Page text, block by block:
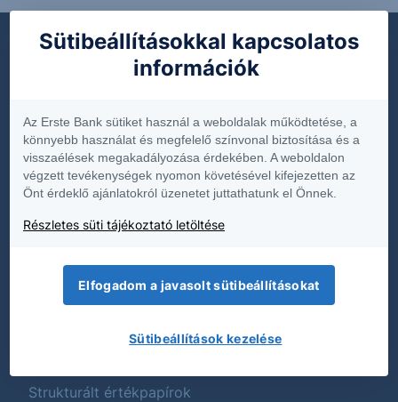
Dokumentumok
Díjjegyzékek
Közzétételek
Üzletszabályzat
Termék és költségtájékoztatók
Fenntarthatóság
Termékek
Strukturált értékpapírok
Sütibeállításokkal kapcsolatos
információk
Az Erste Bank sütiket használ a weboldalak működtetése, a
könnyebb használat és megfelelő színvonal biztosítása és a
visszaélések megakadályozása érdekében. A weboldalon
végzett tevékenységek nyomon követésével kifejezetten az
Önt érdeklő ajánlatokról üzenetet juttathatunk el Önnek.
Részletes süti tájékoztató letöltése
Elfogadom a javasolt sütibeállításokat
Sütibeállítások kezelése